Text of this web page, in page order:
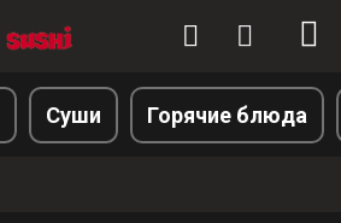
Суши Горячие блюда